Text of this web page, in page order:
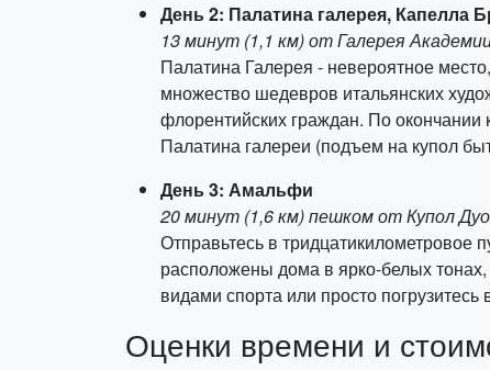
День 2: Палатина галерея, Капелла
13 минут (1,1 км) от Галерея
Палатина Галерея - невероятное
множество шедевров итальянских
флорентийских граждан. По окончании
Палатина галереи (подъем на купол
День 3: Амальфи
20 минут (1,6 км) пешком от Купол
Отправьтесь в
расположены дома в ярко-белых
видами спорта или просто
Оценки времени и